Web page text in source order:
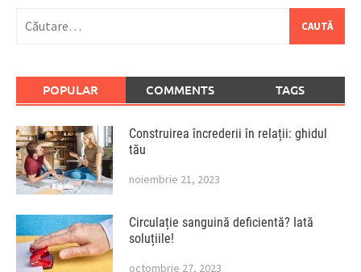
după:
POPULAR COMMENTS TAGS
Construirea încrederii în relații: ghidul
tău
noiembrie 21, 2023
Circulație sanguină deficientă? Iată
soluțiile!
octombrie 27, 2023